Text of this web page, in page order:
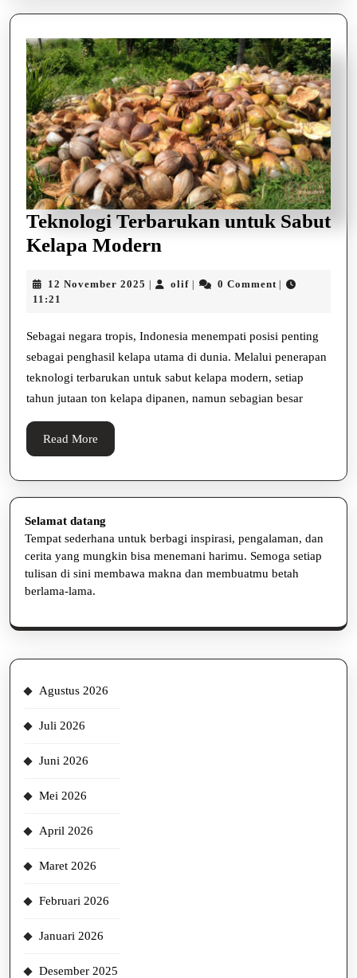
Teknologi Terbarukan untuk Sabut
Kelapa Modern
untuk
Kelapa
Modern
12 November 2025 12
| olifolif
| 0 Comment |
11:21
Sebagai negara tropis, Indonesia menempati posisi penting
sebagai penghasil kelapa utama di dunia. Melalui penerapan
teknologi terbarukan untuk sabut kelapa modern, setiap
tahun jutaan ton kelapa dipanen, namun sebagian besar
Read More
More
Selamat datang
Tempat sederhana untuk berbagi inspirasi, pengalaman, dan
cerita yang mungkin bisa menemani harimu. Semoga setiap
tulisan di sini membawa makna dan membuatmu betah
berlama-lama.
Agustus 2026
Juli 2026
Juni 2026
Mei 2026
April 2026
Maret 2026
Februari 2026
Januari 2026
Desember 2025